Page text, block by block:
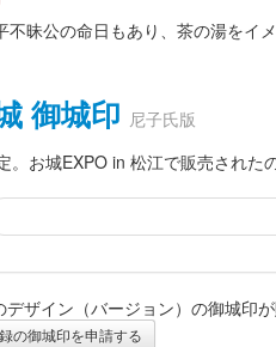
不昧公の命日もあり、茶の湯をイ
御城印 尼子氏版
。お城EXPO in 松江で販売された
御城印 国宝指定10周年記
デザイン（バージョン）の御城印
の御城印を申請する